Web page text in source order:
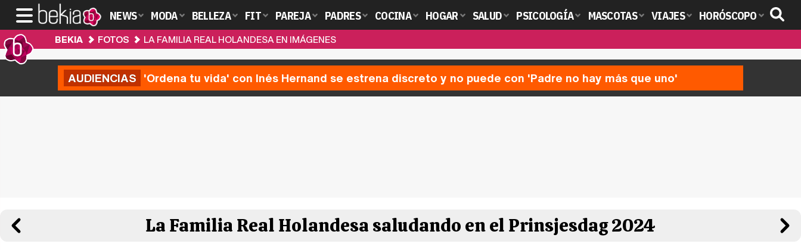
NEWS MODA BELLEZA FIT PAREJA PADRES COCINA HOGAR SALUD PSICOLOGÍA MASCOTAS VIAJES HORÓSCOPO
BEKIA FOTOS LA FAMILIA REAL HOLANDESA EN IMÁGENES
AUDIENCIAS 'Ordena tu vida' con Inés Hernand se estrena discreto y no puede con 'Padre no hay más que uno'
La Familia Real Holandesa saludando en el Prinsjesdag 2024